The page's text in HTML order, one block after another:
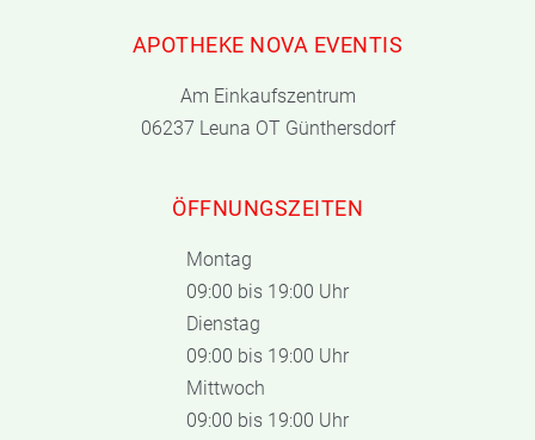
APOTHEKE NOVA EVENTIS
Am Einkaufszentrum
06237 Leuna OT Günthersdorf
ÖFFNUNGSZEITEN
Montag
09:00 bis 19:00 Uhr
Dienstag
09:00 bis 19:00 Uhr
Mittwoch
09:00 bis 19:00 Uhr